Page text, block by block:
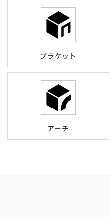
ブラケット
アーチ